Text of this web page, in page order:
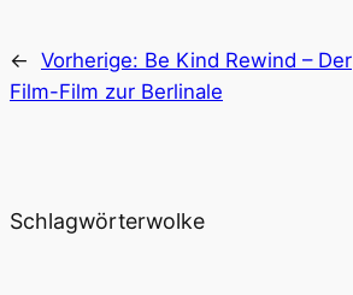
← Vorherige: Be Kind Rewind – Der
Film-Film zur Berlinale
Schlagwörterwolke